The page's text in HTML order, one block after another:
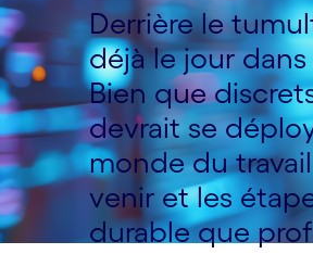
Derrière le
déjà le jour
Bien que
devrait se
monde du
venir et les
durable que